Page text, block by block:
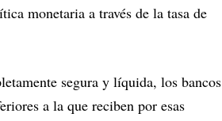
monetaria a través de la tasa de
segura y líquida, los bancos
a la que reciben por esas